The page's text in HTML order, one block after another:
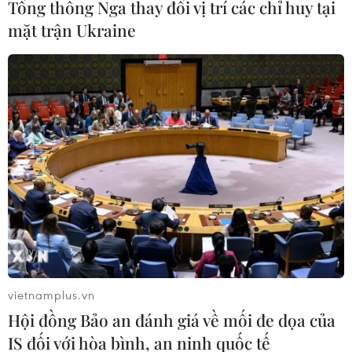
#Nghị quyết 29/2026/QH16
#xử lý vi phạm đất đai
#quản lý đất đai
#dự án tồn đọng
Theo dõi VietnamPlus
TIN LIÊN QUAN
Tổng thống Nga thay đổi vị trí các chỉ huy tại
mặt trận Ukraine
vietnamplus.vn
Hội đồng Bảo an đánh giá về mối đe dọa của
IS đối với hòa bình, an ninh quốc tế